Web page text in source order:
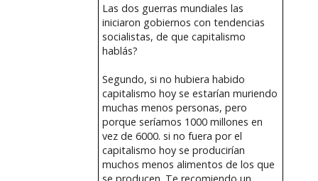
Las dos guerras mundiales las
iniciaron gobiernos con tendencias
socialistas, de que capitalismo
hablás?
Segundo, si no hubiera habido
capitalismo hoy se estarían muriendo
muchas menos personas, pero
porque seríamos 1000 millones en
vez de 6000. si no fuera por el
capitalismo hoy se producirían
muchos menos alimentos de los que
se producen. Te recomiendo un